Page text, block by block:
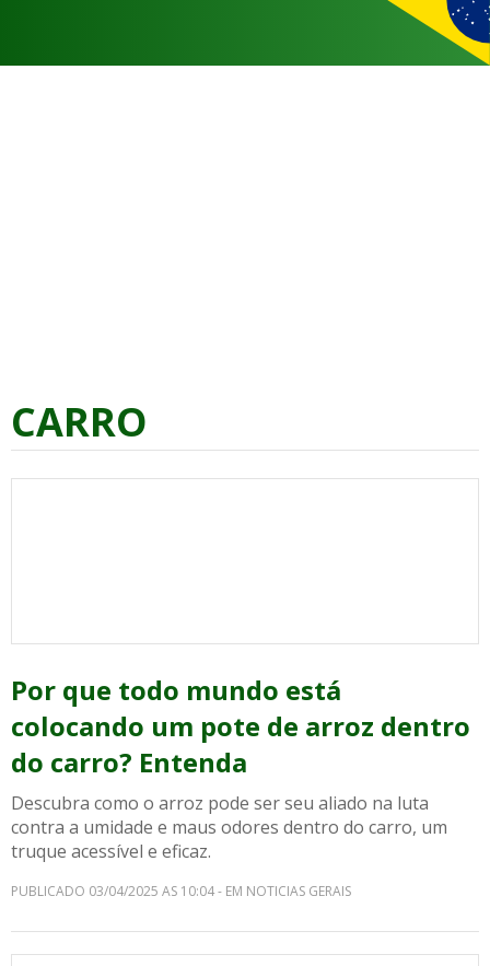
CARRO
Por que todo mundo está
colocando um pote de arroz dentro
do carro? Entenda
Descubra como o arroz pode ser seu aliado na luta
contra a umidade e maus odores dentro do carro, um
truque acessível e eficaz.
PUBLICADO 03/04/2025 AS 10:04 - EM NOTICIAS GERAIS